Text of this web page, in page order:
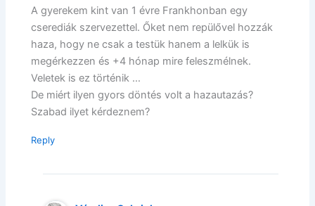
A gyerekem kint van 1 évre Frankhonban egy
cserediák szervezettel. Őket nem repülővel hozzák
haza, hogy ne csak a testük hanem a lelkük is
megérkezzen és +4 hónap mire feleszmélnek.
Veletek is ez történik …
De miért ilyen gyors döntés volt a hazautazás?
Szabad ilyet kérdeznem?
Reply